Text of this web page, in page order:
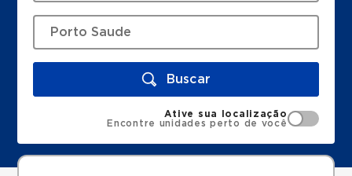
Buscar
Ative sua localização
Encontre unidades perto de você